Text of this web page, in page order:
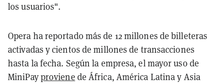
los usuarios".
Opera ha reportado más de 12 millones de billeteras
activadas y cientos de millones de transacciones
hasta la fecha. Según la empresa, el mayor uso de
MiniPayproviene de África, América Latina y Asia